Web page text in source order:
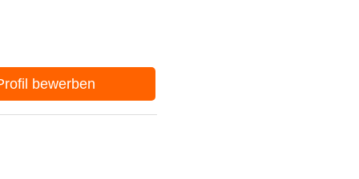
bewerben